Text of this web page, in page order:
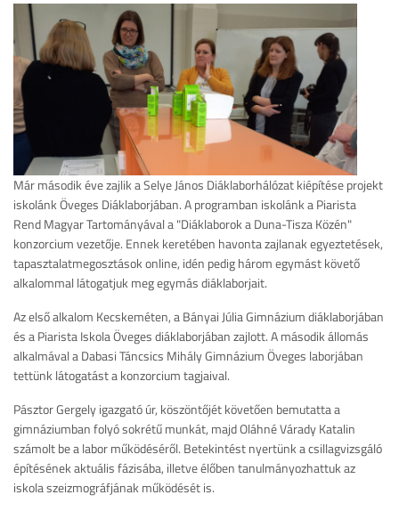
Már második éve zajlik a Selye János Diáklaborhálózat kiépítése projekt
iskolánk Öveges Diáklaborjában. A programban iskolánk a Piarista
Rend Magyar Tartományával a "Diáklaborok a Duna-Tisza Közén"
konzorcium vezetője. Ennek keretében havonta zajlanak egyeztetések,
tapasztalatmegosztások online, idén pedig három egymást követő
alkalommal látogatjuk meg egymás diáklaborjait.
Az első alkalom Kecskeméten, a Bányai Júlia Gimnázium diáklaborjában
és a Piarista Iskola Öveges diáklaborjában zajlott. A második állomás
alkalmával a Dabasi Táncsics Mihály Gimnázium Öveges laborjában
tettünk látogatást a konzorcium tagjaival.
Pásztor Gergely igazgató úr, köszöntőjét követően bemutatta a
gimnáziumban folyó sokrétű munkát, majd Oláhné Várady Katalin
számolt be a labor működéséről. Betekintést nyertünk a csillagvizsgáló
építésének aktuális fázisába, illetve élőben tanulmányozhattuk az
iskola szeizmográfjának működését is.